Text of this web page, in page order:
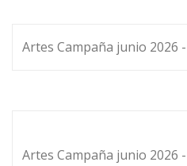
Artes Campaña junio 2026
Artes Campaña junio 2026